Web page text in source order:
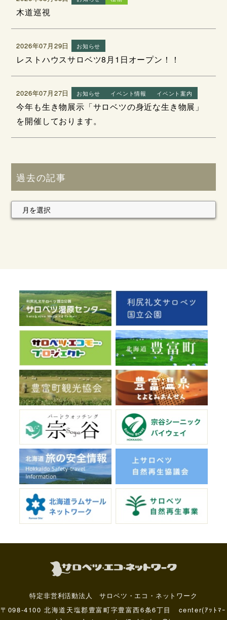
木道巡視
2026年07月29日 お知らせ
レストハウスサロベツ8月1日オープン！！
2026年07月27日 お知らせ イベント情報 イベント案内
今年も生き物展示「サロベツの身近な生き物展」
を開催しております。
過去の記事
特定非営利活動法人 サロベツ・エコ・ネットワーク
〒098-4100 北海道天塩郡豊富町字豊富西6条6丁目 center(ｱｯﾄﾏｰ